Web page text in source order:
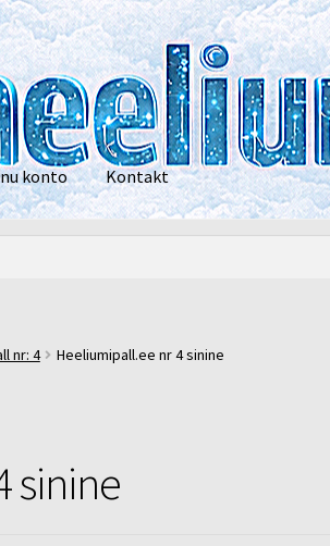
konto Kontakt
nr: 4 Heeliumipall.ee nr 4 sinine
sinine